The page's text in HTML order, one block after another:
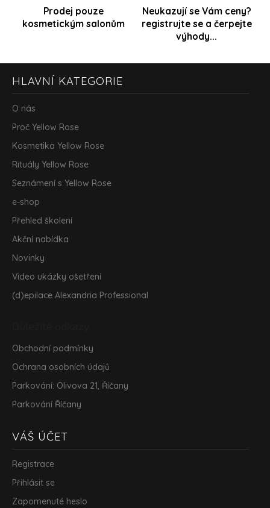
Prodej pouze
kosmetickým salonům
Neukazují se Vám ceny?
registrujte se a čerpejte
výhody...
HLAVNÍ KATEGORIE
O nás
Proč Yellow Rose
Kosmetika Yellow Rose
Rituály Yellow Rose
Seznámení s Yellow Rose
e-shop
Přehled školení
Akční nabídka
Novinky
Video ukázky ošetření
(d)epilace Alexandria Professional
Obchodní podmínky
Ochrana osobních údajů
Parkování: Olivova 21, Říčany
Parkování Říčany
VÁŠ ÚČET
Registrace
Přihlásit se
Zapomenuté heslo